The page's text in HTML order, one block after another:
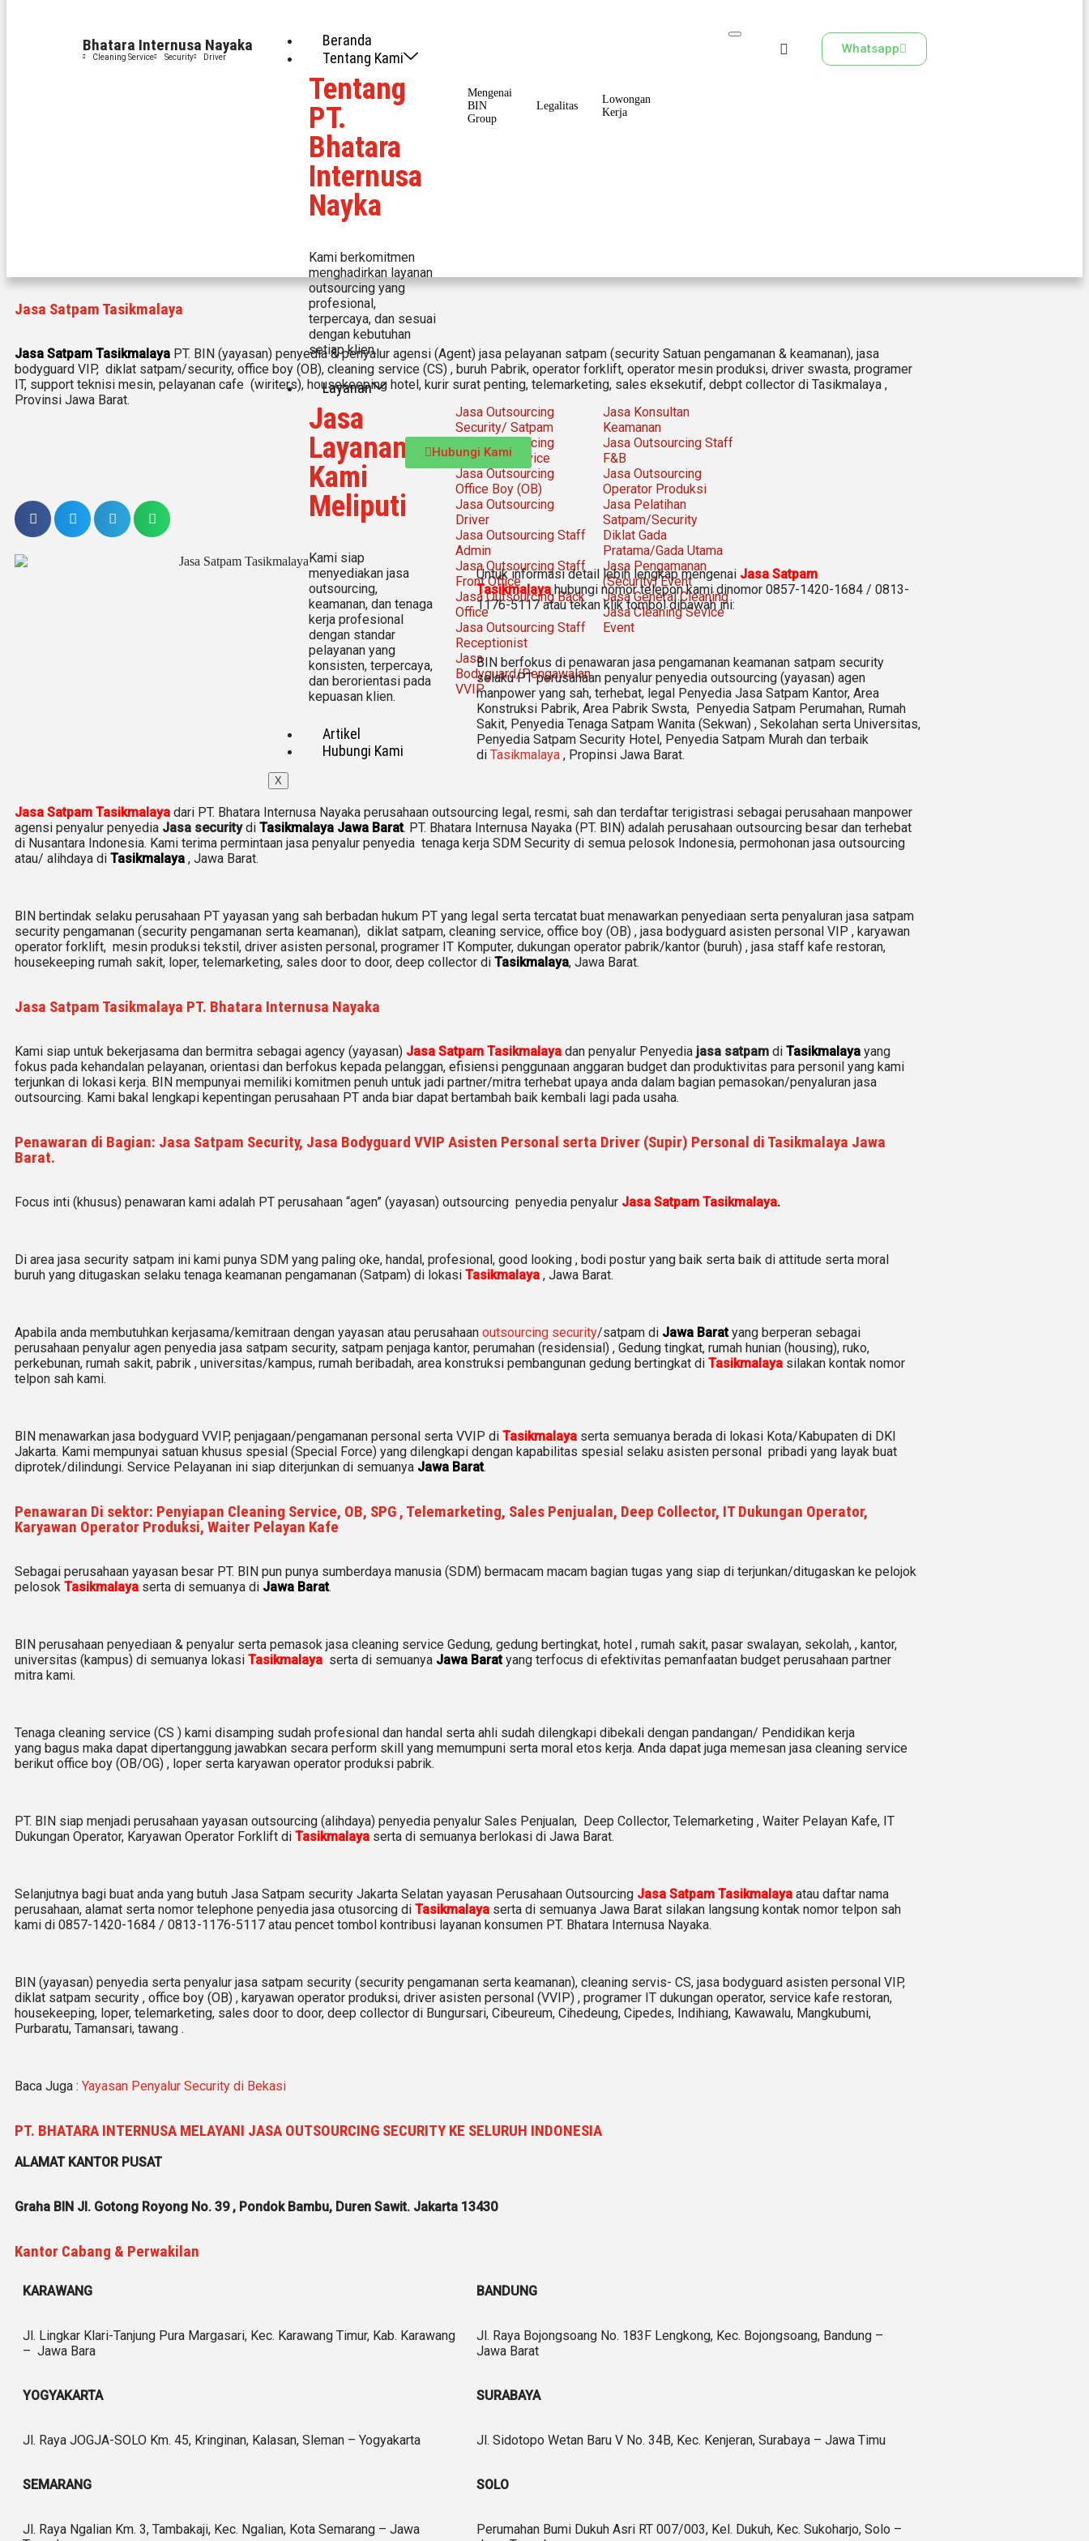
Bhatara Internusa Nayaka
Cleaning Service Security Driver
Beranda
Tentang Kami
Tentang
PT.
Bhatara
Internusa
Nayka
Kami berkomitmen
menghadirkan layanan
outsourcing yang
profesional,
terpercaya, dan sesuai
dengan kebutuhan
setiap klien.
Mengenai
BIN
Group
Legalitas
Lowongan
Kerja
Layanan
Jasa
Layanan
Kami
Meliputi
Kami siap
menyediakan jasa
outsourcing,
keamanan, dan tenaga
kerja profesional
dengan standar
pelayanan yang
konsisten, terpercaya,
dan berorientasi pada
kepuasan klien.
Jasa Outsourcing
Security/ Satpam
Jasa Outsourcing
Cleaning Service
Jasa Outsourcing
Office Boy (OB)
Jasa Outsourcing
Driver
Jasa Outsourcing Staff
Admin
Jasa Outsourcing Staff
Front Office
Jasa Outsourcing Back
Office
Jasa Outsourcing Staff
Receptionist
Jasa
Bodyguard/Pengawalan
VVIP
Jasa Konsultan
Keamanan
Jasa Outsourcing Staff
F&B
Jasa Outsourcing
Operator Produksi
Jasa Pelatihan
Satpam/Security
Diklat Gada
Pratama/Gada Utama
Jasa Pengamanan
(Security) Event
Jasa General Cleaning
Jasa Cleaning Sevice
Event
Artikel
Hubungi Kami
X
Whatsapp
Jasa Satpam Tasikmalaya
Jasa Satpam Tasikmalaya PT. BIN (yayasan) penyedia & penyalur agensi (Agent) jasa pelayanan satpam (security Satuan pengamanan & keamanan), jasa
bodyguard VIP, diklat satpam/security, office boy (OB), cleaning service (CS) , buruh Pabrik, operator forklift, operator mesin produksi, driver swasta, programer
IT, support teknisi mesin, pelayanan cafe (wiriters), housekeeping hotel, kurir surat penting, telemarketing, sales eksekutif, debpt collector di Tasikmalaya ,
Provinsi Jawa Barat.
Hubungi Kami
Untuk informasi detail lebih lengkap mengenai Jasa Satpam
Tasikmalaya hubungi nomor telepon kami dinomor 0857-1420-1684 / 0813-
1176-5117 atau tekan klik tombol dibawah ini:
BIN berfokus di penawaran jasa pengamanan keamanan satpam security
selaku PT perusahaan penyalur penyedia outsourcing (yayasan) agen
manpower yang sah, terhebat, legal Penyedia Jasa Satpam Kantor, Area
Konstruksi Pabrik, Area Pabrik Swsta, Penyedia Satpam Perumahan, Rumah
Sakit, Penyedia Tenaga Satpam Wanita (Sekwan) , Sekolahan serta Universitas,
Penyedia Satpam Security Hotel, Penyedia Satpam Murah dan terbaik
di Tasikmalaya , Propinsi Jawa Barat.
Jasa Satpam Tasikmalaya dari PT. Bhatara Internusa Nayaka perusahaan outsourcing legal, resmi, sah dan terdaftar terigistrasi sebagai perusahaan manpower
agensi penyalur penyedia Jasa securitydi Tasikmalaya Jawa Barat. PT. Bhatara Internusa Nayaka (PT. BIN) adalah perusahaan outsourcing besar dan terhebat
di Nusantara Indonesia. Kami terima permintaan jasa penyalur penyedia tenaga kerja SDM Security di semua pelosok Indonesia, permohonan jasa outsourcing
atau/ alihdaya di Tasikmalaya , Jawa Barat.
BIN bertindak selaku perusahaan PT yayasan yang sah berbadan hukum PT yang legal serta tercatat buat menawarkan penyediaan serta penyaluran jasa satpam
security pengamanan (security pengamanan serta keamanan), diklat satpam, cleaning service, office boy (OB) , jasa bodyguard asisten personal VIP , karyawan
operator forklift, mesin produksi tekstil, driver asisten personal, programer IT Komputer, dukungan operator pabrik/kantor (buruh) , jasa staff kafe restoran,
housekeeping rumah sakit, loper, telemarketing, sales door to door, deep collector di Tasikmalaya, Jawa Barat.
Jasa Satpam Tasikmalaya PT. Bhatara Internusa Nayaka
Kami siap untuk bekerjasama dan bermitra sebagai agency (yayasan) Jasa Satpam Tasikmalaya dan penyalur Penyedia jasa satpam di Tasikmalaya yang
fokus pada kehandalan pelayanan, orientasi dan berfokus kepada pelanggan, efisiensi penggunaan anggaran budget dan produktivitas para personil yang kami
terjunkan di lokasi kerja. BIN mempunyai memiliki komitmen penuh untuk jadi partner/mitra terhebat upaya anda dalam bagian pemasokan/penyaluran jasa
outsourcing. Kami bakal lengkapi kepentingan perusahaan PT anda biar dapat bertambah baik kembali lagi pada usaha.
Penawaran di Bagian: Jasa Satpam Security, Jasa Bodyguard VVIP Asisten Personal serta Driver (Supir) Personal di Tasikmalaya Jawa
Barat.
Focus inti (khusus) penawaran kami adalah PT perusahaan “agen” (yayasan) outsourcing penyedia penyalur Jasa Satpam Tasikmalaya.
Di area jasa security satpam ini kami punya SDM yang paling oke, handal, profesional, good looking , bodi postur yang baik serta baik di attitude serta moral
buruh yang ditugaskan selaku tenaga keamanan pengamanan (Satpam) di lokasi Tasikmalaya , Jawa Barat.
Apabila anda membutuhkan kerjasama/kemitraan dengan yayasan atau perusahaan outsourcing security/satpam di Jawa Baratyang berperan sebagai
perusahaan penyalur agen penyedia jasa satpam security, satpam penjaga kantor, perumahan (residensial) , Gedung tingkat, rumah hunian (housing), ruko,
perkebunan, rumah sakit, pabrik , universitas/kampus, rumah beribadah, area konstruksi pembangunan gedung bertingkat di Tasikmalaya silakan kontak nomor
telpon sah kami.
BIN menawarkan jasa bodyguard VVIP, penjagaan/pengamanan personal serta VVIP di Tasikmalaya serta semuanya berada di lokasi Kota/Kabupaten di DKI
Jakarta. Kami mempunyai satuan khusus spesial (Special Force) yang dilengkapi dengan kapabilitas spesial selaku asisten personal pribadi yang layak buat
diprotek/dilindungi. Service Pelayanan ini siap diterjunkan di semuanya Jawa Barat.
Penawaran Di sektor: Penyiapan Cleaning Service, OB, SPG , Telemarketing, Sales Penjualan, Deep Collector, IT Dukungan Operator,
Karyawan Operator Produksi, Waiter Pelayan Kafe
Sebagai perusahaan yayasan besar PT. BIN pun punya sumberdaya manusia (SDM) bermacam macam bagian tugas yang siap di terjunkan/ditugaskan ke pelojok
pelosok Tasikmalaya serta di semuanya di Jawa Barat.
BIN perusahaan penyediaan & penyalur serta pemasok jasa cleaning service Gedung, gedung bertingkat, hotel , rumah sakit, pasar swalayan, sekolah, , kantor,
universitas (kampus) di semuanya lokasi Tasikmalaya serta di semuanya Jawa Baratyang terfocus di efektivitas pemanfaatan budget perusahaan partner
mitra kami.
Tenaga cleaning service (CS ) kami disamping sudah profesional dan handal serta ahli sudah dilengkapi dibekali dengan pandangan/ Pendidikan kerja
yang bagus maka dapat dipertanggung jawabkan secara perform skill yang memumpuni serta moral etos kerja. Anda dapat juga memesan jasa cleaning service
berikut office boy (OB/OG) , loper serta karyawan operator produksi pabrik.
PT. BIN siap menjadi perusahaan yayasan outsourcing (alihdaya) penyedia penyalur Sales Penjualan, Deep Collector, Telemarketing , Waiter Pelayan Kafe, IT
Dukungan Operator, Karyawan Operator Forklift di Tasikmalaya serta di semuanya berlokasi di Jawa Barat.
Selanjutnya bagi buat anda yang butuh Jasa Satpam security Jakarta Selatan yayasan Perusahaan Outsourcing Jasa Satpam Tasikmalaya atau daftar nama
perusahaan, alamat serta nomor telephone penyedia jasa otusorcing di Tasikmalaya serta di semuanya Jawa Barat silakan langsung kontak nomor telpon sah
kami di 0857-1420-1684 / 0813-1176-5117 atau pencet tombol kontribusi layanan konsumen PT. Bhatara Internusa Nayaka.
BIN (yayasan) penyedia serta penyalur jasa satpam security (security pengamanan serta keamanan), cleaning servis- CS, jasa bodyguard asisten personal VIP,
diklat satpam security , office boy (OB) , karyawan operator produksi, driver asisten personal (VVIP) , programer IT dukungan operator, service kafe restoran,
housekeeping, loper, telemarketing, sales door to door, deep collector di Bungursari, Cibeureum, Cihedeung, Cipedes, Indihiang, Kawawalu, Mangkubumi,
Purbaratu, Tamansari, tawang .
Baca Juga : Yayasan Penyalur Security di Bekasi
PT. BHATARA INTERNUSA MELAYANI JASA OUTSOURCING SECURITY KE SELURUH INDONESIA
ALAMAT KANTOR PUSAT
Graha BIN Jl. Gotong Royong No. 39 , Pondok Bambu, Duren Sawit. Jakarta 13430
Kantor Cabang & Perwakilan
KARAWANG
Jl. Lingkar Klari-Tanjung Pura Margasari, Kec. Karawang Timur, Kab. Karawang
– Jawa Bara
BANDUNG
Jl. Raya Bojongsoang No. 183F Lengkong, Kec. Bojongsoang, Bandung –
Jawa Barat
YOGYAKARTA
Jl. Raya JOGJA-SOLO Km. 45, Kringinan, Kalasan, Sleman – Yogyakarta
SURABAYA
Jl. Sidotopo Wetan Baru V No. 34B, Kec. Kenjeran, Surabaya – Jawa Timu
SEMARANG
Jl. Raya Ngalian Km. 3, Tambakaji, Kec. Ngalian, Kota Semarang – Jawa
SOLO
Perumahan Bumi Dukuh Asri RT 007/003, Kel. Dukuh, Kec. Sukoharjo, Solo –